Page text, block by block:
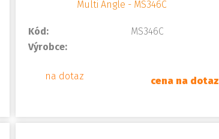
Kód:
MS346C
Výrobce:
na dotaz cena na dotaz